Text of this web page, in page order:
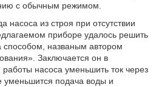
с обычным режимом.
насоса из строя при отсутствии
приборе удалось решить
способом, названым автором
Заключается он в
насоса уменьшить ток через
уменьшится подача воды и